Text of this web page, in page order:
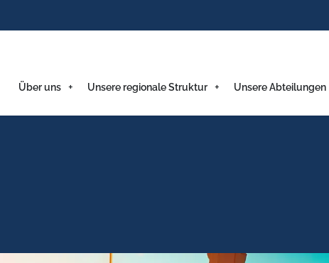
Über uns Unsere regionale Struktur Unsere Abteilungen